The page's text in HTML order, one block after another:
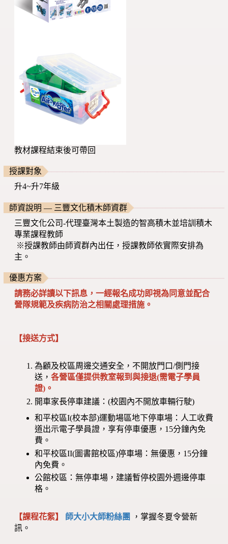
教材課程結束後可帶回
授課對象
升4~升7年級
師資說明 — 三豐文化積木師資群
三豐文化公司-代理臺灣本土製造的智高積木並培訓積木
專業課程教師
※授課教師由師資群內出任，授課教師依實際安排為
主。
優惠方案
請務必詳讀以下訊息，一經報名成功即視為同意並配合
營隊規範及疾病防治之相關處理措施。
【接送方式】
為顧及校區周邊交通安全，不開放門口/側門接
送，各營區僅提供教室報到與接退(需電子學員
證)。
開車家長停車建議：(校園內不開放車輛行駛)
和平校區I(校本部)運動場區地下停車場：人工收費
道出示電子學員證，享有停車優惠，15分鐘內免
費。
和平校區II(圖書館校區)停車場：無優惠，15分鐘
內免費。
公館校區：無停車場，建議暫停校園外週邊停車
格。
【課程花絮】 師大小大師粉絲團
，掌握冬夏令營新
訊。